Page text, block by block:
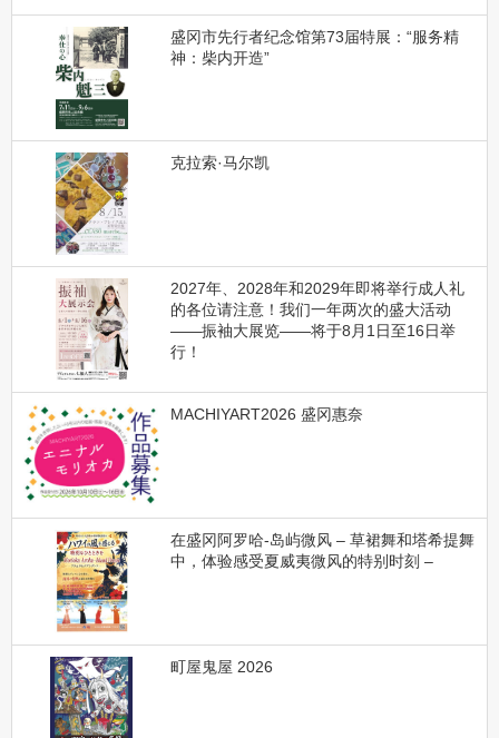
盛冈市先行者纪念馆第73届特展：“服务精
神：柴内开造”
克拉索·马尔凯
2027年、2028年和2029年即将举行成人礼
的各位请注意！我们一年两次的盛大活动
——振袖大展览——将于8月1日至16日举
行！
MACHIYART2026 盛冈惠奈
在盛冈阿罗哈-岛屿微风 – 草裙舞和塔希提舞
中，体验感受夏威夷微风的特别时刻 –
町屋鬼屋 2026